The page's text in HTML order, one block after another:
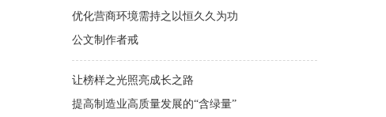
优化营商环境需持之以恒久久为功
公文制作者戒
让榜样之光照亮成长之路
提高制造业高质量发展的“含绿量”